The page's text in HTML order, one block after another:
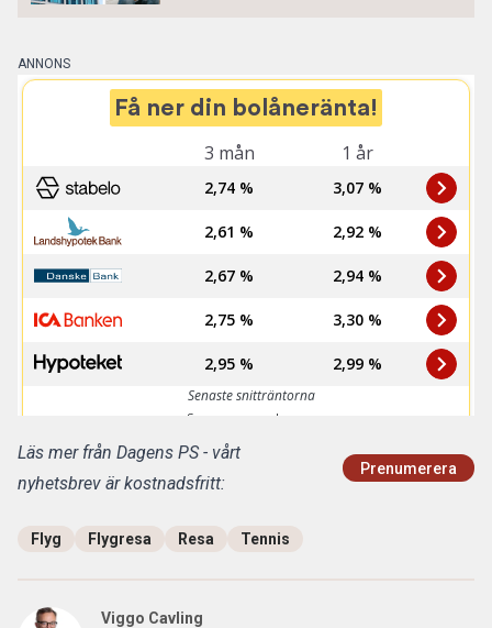
ANNONS
Läs mer från Dagens PS - vårt
nyhetsbrev är kostnadsfritt:
Prenumerera
Flyg Flygresa Resa Tennis
Viggo Cavling